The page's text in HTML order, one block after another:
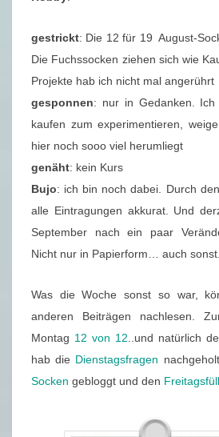
gestrickt: Die 12 für 19 August-
Die Fuchssocken ziehen sich wie
Projekte hab ich nicht mal angerührt
gesponnen: nur in Gedanken. Ich
kaufen zum experimentieren,
hier noch sooo viel herumliegt
genäht: kein Kurs
Bujo: ich bin noch dabei. Durch
alle Eintragungen akkurat. Und
September nach ein paar
Nicht nur in Papierform… auch sonst.
Was die Woche sonst so war,
anderen Beiträgen nachlesen.
Montag 12 von 12 ..und natürlich
hab die Dienstagsfragen
Socken gebloggt und den